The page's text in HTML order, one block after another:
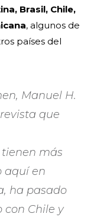
Brasil, Chile,
, algunos de
países del
Manuel H.
que
más
aquí en
ha pasado
con Chile y